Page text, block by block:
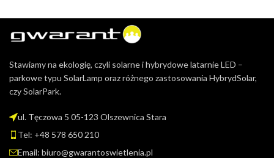
Stawiamy na ekologię, czyli solarne i hybrydowe latarnie LED –
parkowe typu SolarLamp oraz różnego zastosowania HybrydSolar,
czy SolarPark.
ul. Tęczowa 5 05-123 Olszewnica Stara
Tel: +48 578 650 210
Email: biuro@gwarantoswietlenia.pl